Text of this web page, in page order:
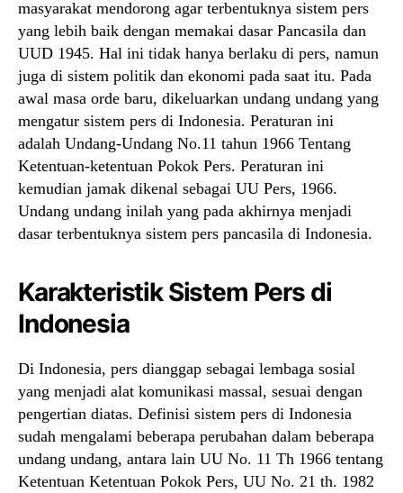
masyarakat mendorong agar terbentuknya sistem pers
yang lebih baik dengan memakai dasar Pancasila dan
UUD 1945. Hal ini tidak hanya berlaku di pers, namun
juga di sistem politik dan ekonomi pada saat itu. Pada
awal masa orde baru, dikeluarkan undang undang yang
mengatur sistem pers di Indonesia. Peraturan ini
adalah Undang-Undang No.11 tahun 1966 Tentang
Ketentuan-ketentuan Pokok Pers. Peraturan ini
kemudian jamak dikenal sebagai UU Pers, 1966.
Undang undang inilah yang pada akhirnya menjadi
dasar terbentuknya sistem pers pancasila di Indonesia.
Karakteristik Sistem Pers di
Indonesia
Di Indonesia, pers dianggap sebagai lembaga sosial
yang menjadi alat komunikasi massal, sesuai dengan
pengertian diatas. Definisi sistem pers di Indonesia
sudah mengalami beberapa perubahan dalam beberapa
undang undang, antara lain UU No. 11 Th 1966 tentang
Ketentuan Ketentuan Pokok Pers, UU No. 21 th. 1982